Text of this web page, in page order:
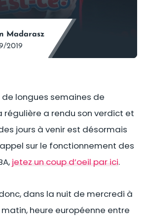
2019
Madarasz
de longues semaines de
régulière a rendu son verdict et
jours à venir est désormais
sur le fonctionnement des
jetez un coup d’oeil par ici.
dans la nuit de mercredi à
heure européenne entre